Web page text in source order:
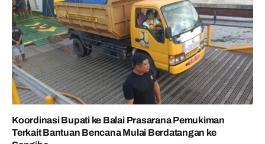
Koordinasi Bupati ke Balai Prasarana Pemukiman
Terkait Bantuan Bencana Mulai Berdatangan ke